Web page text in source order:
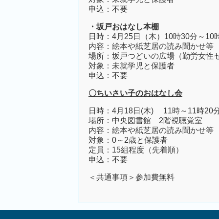
申込：不要
・坂戸おはなし本棚
日時：4月25日（木）10時30分～10
内容：絵本や紙芝居の読み聞かせ等
場所：坂戸つどいの広場（勤労女性
対象：未就学児と保護者
申込：不要
〇ちいさい子のおはなし会
日時：4月18日(木) 11時～11時20
場所：中央図書館 2階視聴覚室
内容：絵本や紙芝居の読み聞かせ等
対象：0～2歳と保護者
定員：15組程度（先着順）
申込：不要
＜共通事項＞参加費無料